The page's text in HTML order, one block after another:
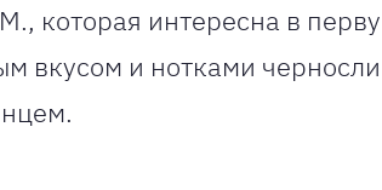
которая интересна в
и нотками